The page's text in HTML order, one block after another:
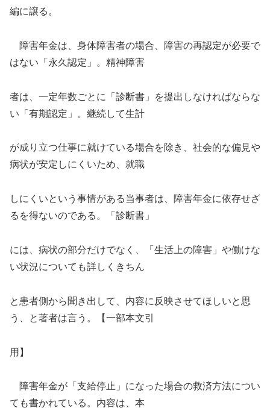
編に譲る。
障害年金は、身体障害者の場合、障害の再認定が必要で
はない「永久認定」。精神障害
者は、一定年数ごとに「診断書」を提出しなければならな
い「有期認定」。継続して生計
が成り立つ仕事に就けている場合を除き、社会的な偏見や
病状が安定しにくいため、就職
しにくいという事情がある当事者は、障害年金に依存せざ
るを得ないのである。「診断書」
には、病状の部分だけでなく、「生活上の障害」や働けな
い状況についても詳しくきちん
と患者側から聞き出して、内容に反映させてほしいと思
う、と著者は言う。【一部本文引
用】
障害年金が「支給停止」になった場合の救済方法につい
ても書かれている。内容は、本